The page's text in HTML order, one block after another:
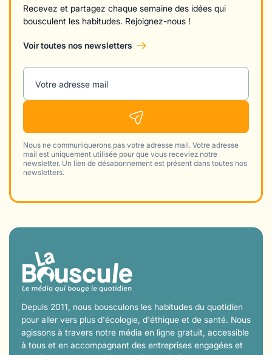
Recevez et partagez chaque semaine des idées qui
bousculent les habitudes. Rejoignez-nous !
Voir toutes nos newsletters
Votre adresse mail
Nous ne communiquerons pas votre adresse mail. Votre adresse
mail est uniquement utilisée pour que vous receviez notre
newsletter. Un lien de désabonnement est présent dans toutes nos
newsletters.
Depuis 2011, nous bousculons les habitudes du quotidien
pour aller vers plus d'écologie, d'éthique et de santé. Nous
agissons à travers notre média en ligne gratuit, accessible
à tous et en accompagnant des entreprises engagées et